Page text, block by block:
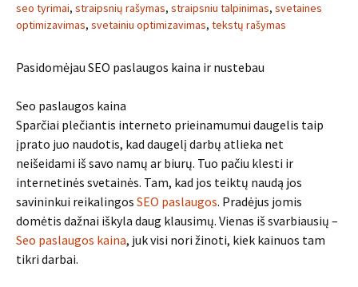
seo tyrimai, straipsnių rašymas, straipsniu talpinimas, svetaines
optimizavimas, svetainiu optimizavimas, tekstų rašymas
Pasidomėjau SEO paslaugos kaina ir nustebau
Seo paslaugos kaina
Sparčiai plečiantis interneto prieinamumui daugelis taip
įprato juo naudotis, kad daugelį darbų atlieka net
neišeidami iš savo namų ar biurų. Tuo pačiu klesti ir
internetinės svetainės. Tam, kad jos teiktų naudą jos
savininkui reikalingos SEO paslaugos. Pradėjus jomis
domėtis dažnai iškyla daug klausimų. Vienas iš svarbiausių –
Seo paslaugos kaina, juk visi nori žinoti, kiek kainuos tam
tikri darbai.